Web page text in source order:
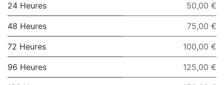
24 Heures
50,00 €
48 Heures 75,00 €
72 Heures 100,00 €
96 Heures 125,00 €